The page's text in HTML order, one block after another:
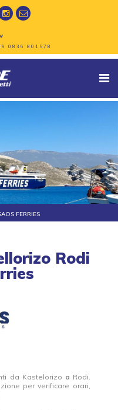
0836 801578
FERRIES
Rodi
da Kastelorizo a Rodi.
per verificare orari,